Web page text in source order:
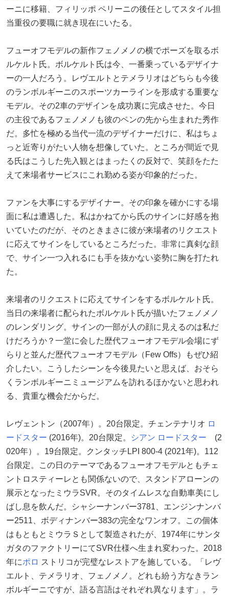
ーニに移籍、フィリッポ ペリーニの後任としてスタイル担
当重役の要職に就き現在にいたる。
フューオフモデルの新作フェノメノの横でポーズを取るボ
ルケルト氏。ボルケルト氏は今、一番乗っているデザイナ
ーの一人だろう。レヴエルトとテメラリオはどちらも今後
のランボルギーニのスポーツカーラインを形成する重要な
モデル。その2車のデザインを成功裏に完成させた。今日
の主役であるフェノメノも彼のペンの先から生まれた秀作
だ。多忙を極める当代一流のデザイナーだけに、私はちょ
っと近寄りがたい人物を想像していた。ところが間近で見
る氏はこうした先入観とはまったくの反対で、笑顔をたた
えて来場者サービスにこれ勤める姿が印象的だった。
ファンを大事にするデザイナー。その印象を確かにする場
面に私は遭遇した。私はかねてから氏のサインに好感を抱
いていたのだが、そのときまさに彼が来場者のリクエスト
に応えてサインをしているところだった。非常に真剣な顔
で、サイン一つ入れるにも手を抜かない姿勢に胸を打たれ
た。
来場者のリクエストに応えてサインをするボルケルト氏。
当日の来場者に配られたボルケルト氏が描いたフェノメノ
のレンダリング。サインの一部が人の顔に見えるのは私だ
けだろうか？一堂に会した歴代フューオフモデル会場にず
らりと並んだ歴代フューオフモデル（Few Offs）もぜひ紹
介したい。こうしたシーンを今後見たいと思えば、おそら
くランボルギーニミュージアムを訪れるほかないと思われ
る、貴重な機会だからだ。
レヴェントン（2007年）。20台限定。チェンテナリオ ロ
ードスター (2016年)。20台限定。 シアン ロードスター (2
020年）。19台限定。クンタッチLPI 800-4 (2021年)。112
台限定。この日のテーマであるフューオフモデルともチェ
ントロスティーレとも関係ないので、スタンドアローンの
展示となったミウラSVR。そのタイムレスな自動車美にし
ばし息を飲んだ。シャシーナンバー3781、エンジンナンバ
ー2511、ボディナンバー383の完全なワンオフ。この個体
はもともとミウラＳとして製造されたが、1974年にサンタ
ガタのファクトリーにてSVR仕様へ生まれ変わった。2018
年にポロ ストリコが完璧なレストアを施している。「レヴ
エルト、テメラリオ、フェノメノ。どれも紛う方なきラン
ボルギーニですが、語る言語はそれぞれ異なります」。ラ